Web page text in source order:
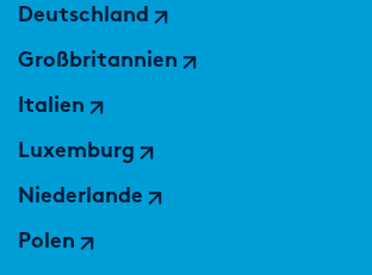
Deutschland
Großbritannien
Italien
Luxemburg
Niederlande
Polen